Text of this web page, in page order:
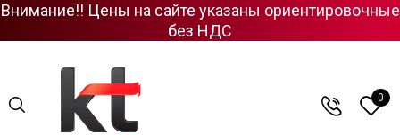
Внимание!! Цены на сайте указаны ориентировочные
без НДС
0